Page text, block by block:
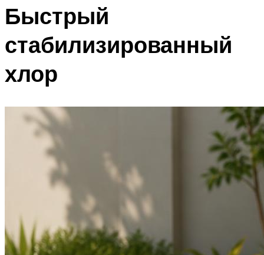
Быстрый
стабилизированный
хлор